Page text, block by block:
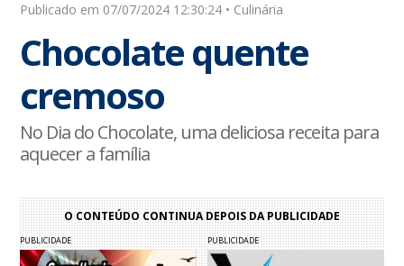
Publicado em 07/07/2024 12:30:24 • Culinária
Chocolate quente
cremoso
No Dia do Chocolate, uma deliciosa receita para
aquecer a família
O CONTEÚDO CONTINUA DEPOIS DA PUBLICIDADE
PUBLICIDADE PUBLICIDADE